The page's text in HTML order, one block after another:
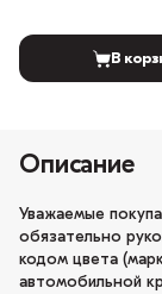
В
Описание
Уважаемые
обязательно
кодом цвета
автомобильной